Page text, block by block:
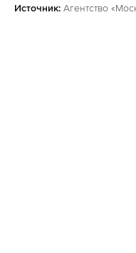
Источник: Агентство